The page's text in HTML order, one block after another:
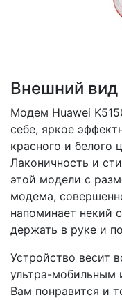
Внешний вид
Модем Huawei
себе, яркое
красного и белого
Лаконичность и
этой модели с
модема,
напоминает некий
держать в руке и
Устройство весит
ультра-мобильным
Вам понравится и